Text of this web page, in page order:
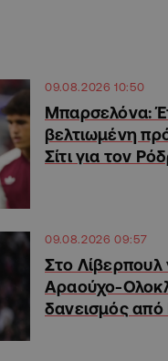
09.08.2026 10:50
Μπαρσελόνα:
βελτιωμένη
Σίτι για τον
09.08.2026 09:57
Στο Λίβερπουλ
Αραούχο-
δανεισμός από